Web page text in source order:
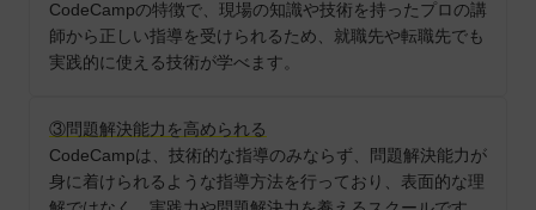
CodeCampの特徴で、現場の知識や技術を持ったプロの講
師から正しい指導を受けられるため、就職先や転職先でも
実践的に使える技術が学べます。
③問題解決能力を高められる
CodeCampは、技術的な指導のみならず、問題解決能力が
身に着けられるような指導方法を行っており、表面的な理